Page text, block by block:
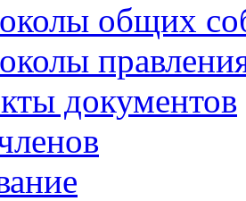
общих
документов